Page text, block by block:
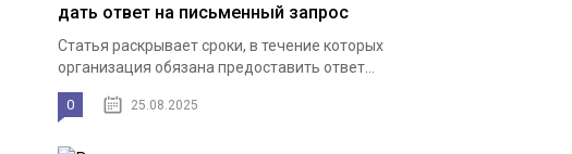
дать ответ на письменный запрос
Статья раскрывает сроки, в течение которых
организация обязана предоставить ответ...
0 25.08.2025